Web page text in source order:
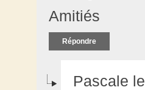
Amitiés
Répondre
Pascale